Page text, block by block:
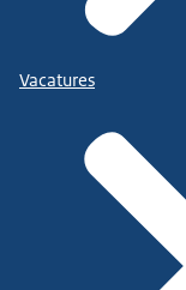
Vacatures